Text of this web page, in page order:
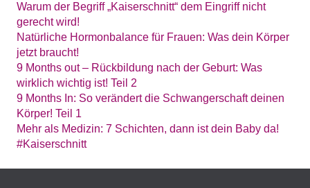
Warum der Begriff „Kaiserschnitt“ dem Eingriff nicht
gerecht wird!
Natürliche Hormonbalance für Frauen: Was dein Körper
jetzt braucht!
9 Months out – Rückbildung nach der Geburt: Was
wirklich wichtig ist! Teil 2
9 Months In: So verändert die Schwangerschaft deinen
Körper! Teil 1
Mehr als Medizin: 7 Schichten, dann ist dein Baby da!
#Kaiserschnitt